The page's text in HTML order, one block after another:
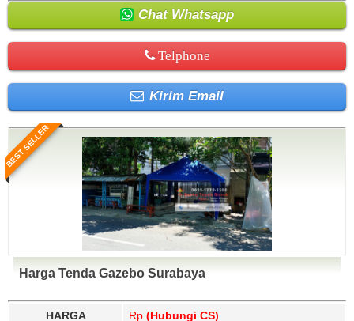
Chat Whatsapp
Telphone
Kirim Email
BEST SELLER
Harga Tenda Gazebo Surabaya
HARGA Rp. (Hubungi CS)